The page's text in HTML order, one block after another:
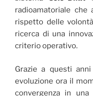
radioamatoriale che
rispetto delle
ricerca di una
criterio operativo.
Grazie a questi
evoluzione ora il
convergenza in